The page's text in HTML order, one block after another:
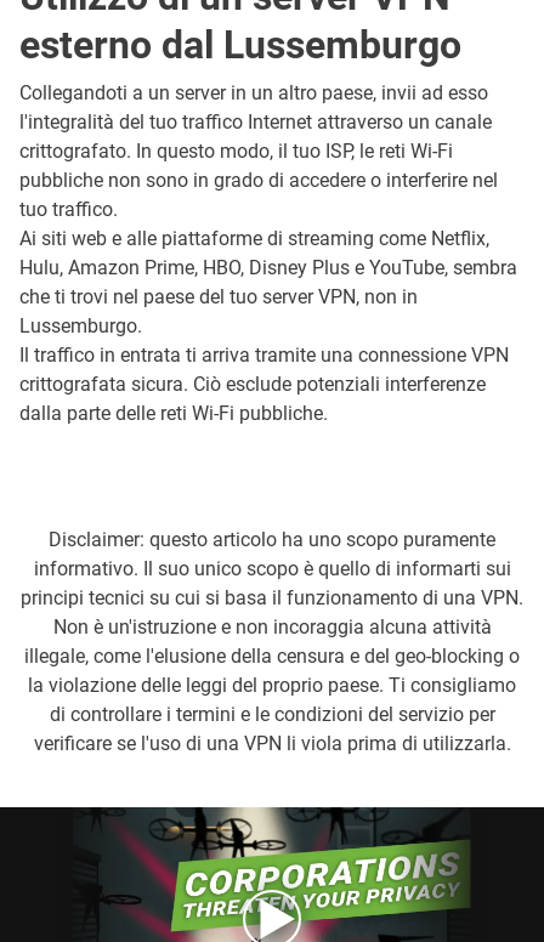
esterno dal Lussemburgo
Collegandoti a un server in un altro paese, invii ad esso
l'integralità del tuo traffico Internet attraverso un canale
crittografato. In questo modo, il tuo ISP, le reti Wi-Fi
pubbliche non sono in grado di accedere o interferire nel
tuo traffico.
Ai siti web e alle piattaforme di streaming come Netflix,
Hulu, Amazon Prime, HBO, Disney Plus e YouTube, sembra
che ti trovi nel paese del tuo server VPN, non in
Lussemburgo.
Il traffico in entrata ti arriva tramite una connessione VPN
crittografata sicura. Ciò esclude potenziali interferenze
dalla parte delle reti Wi-Fi pubbliche.
Disclaimer: questo articolo ha uno scopo puramente
informativo. Il suo unico scopo è quello di informarti sui
principi tecnici su cui si basa il funzionamento di una VPN.
Non è un'istruzione e non incoraggia alcuna attività
illegale, come l'elusione della censura e del geo-blocking o
la violazione delle leggi del proprio paese. Ti consigliamo
di controllare i termini e le condizioni del servizio per
verificare se l'uso di una VPN li viola prima di utilizzarla.